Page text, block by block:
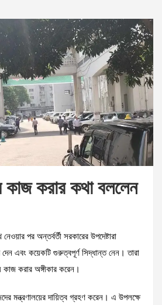
কাজ করার কথা বললেন
পর অন্তর্বর্তী সরকারের উপদেষ্টারা
এবং কয়েকটি গুরুত্বপূর্ণ সিদ্ধান্ত নেন। তারা
কাজ করার অঙ্গীকার করেন।
মন্ত্রণালয়ের দায়িত্ব গ্রহণ করেন। এ উপলক্ষে